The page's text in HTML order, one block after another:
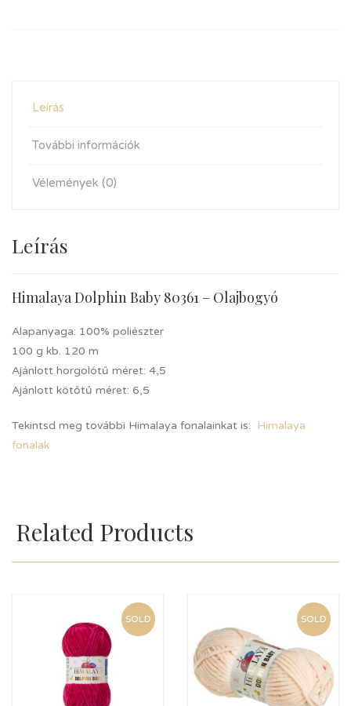
Leírás
További információk
Vélemények (0)
Leírás
Himalaya Dolphin Baby 80361 – Olajbogyó
Alapanyaga: 100% poliészter
100 g kb. 120 m
Ajánlott horgolótű méret: 4,5
Ajánlott kötőtű méret: 6,5
Tekintsd meg további Himalaya fonalainkat is: Himalaya
fonalak
Related Products
SOLD SOLD